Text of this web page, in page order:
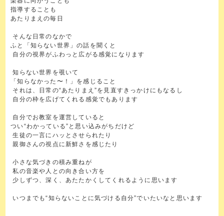
指導することも
あたりまえの毎日
そんな日常のなかで
ふと「知らない世界」の話を聞くと
自分の視界がふわっと広がる感覚になります
知らない世界を覗いて
「知らなかった〜！」を感じること
それは、日常の“あたりまえ”を見直すきっかけにもなるし
自分の枠を広げてくれる感覚でもあります
自分でお教室を運営していると
つい“わかっている”と思い込みがちだけど
生徒の一言にハッとさせられたり
親御さんの視点に新鮮さを感じたり
小さな気づきの積み重ねが
私の音楽や人との向き合い方を
少しずつ、深く、あたたかくしてくれるように思います
いつまでも“知らないことに気づける自分”でいたいなと思います